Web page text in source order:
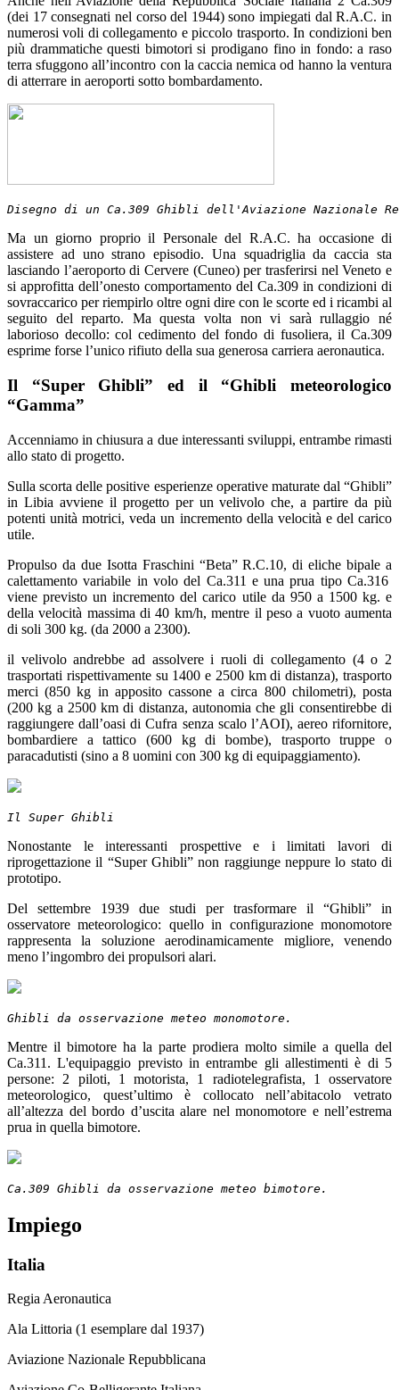
(dei 17 consegnati nel corso del 1944) sono impiegati dal R.A.C. in
numerosi voli di collegamento e piccolo trasporto. In condizioni ben
più drammatiche questi bimotori si prodigano fino in fondo: a raso
terra sfuggono all’incontro con la caccia nemica od hanno la ventura
di atterrare in aeroporti sotto bombardamento.
Disegno di un Ca.309 Ghibli dell'Aviazione Nazionale
Ma un giorno proprio il Personale del R.A.C. ha occasione di
assistere ad uno strano episodio. Una squadriglia da caccia sta
lasciando l’aeroporto di Cervere (Cuneo) per trasferirsi nel Veneto e
si approfitta dell’onesto comportamento del Ca.309 in condizioni di
sovraccarico per riempirlo oltre ogni dire con le scorte ed i ricambi al
seguito del reparto. Ma questa volta non vi sarà rullaggio né
laborioso decollo: col cedimento del fondo di fusoliera, il Ca.309
esprime forse l’unico rifiuto della sua generosa carriera aeronautica.
Il “Super Ghibli” ed il “Ghibli meteorologico
“Gamma”
Accenniamo in chiusura a due interessanti sviluppi, entrambe rimasti
allo stato di progetto.
Sulla scorta delle positive esperienze operative maturate dal “Ghibli”
in Libia avviene il progetto per un velivolo che, a partire da più
potenti unità motrici, veda un incremento della velocità e del carico
utile.
Propulso da due Isotta Fraschini “Beta” R.C.10, di eliche bipale a
calettamento variabile in volo del Ca.311 e una prua tipo Ca.316
viene previsto un incremento del carico utile da 950 a 1500 kg. e
della velocità massima di 40 km/h, mentre il peso a vuoto aumenta
di soli 300 kg. (da 2000 a 2300).
il velivolo andrebbe ad assolvere i ruoli di collegamento (4 o 2
trasportati rispettivamente su 1400 e 2500 km di distanza), trasporto
merci (850 kg in apposito cassone a circa 800 chilometri), posta
(200 kg a 2500 km di distanza, autonomia che gli consentirebbe di
raggiungere dall’oasi di Cufra senza scalo l’AOI), aereo rifornitore,
bombardiere a tattico (600 kg di bombe), trasporto truppe o
paracadutisti (sino a 8 uomini con 300 kg di equipaggiamento).
Il Super Ghibli
Nonostante le interessanti prospettive e i limitati lavori di
riprogettazione il “Super Ghibli” non raggiunge neppure lo stato di
prototipo.
Del settembre 1939 due studi per trasformare il “Ghibli” in
osservatore meteorologico: quello in configurazione monomotore
rappresenta la soluzione aerodinamicamente migliore, venendo
meno l’ingombro dei propulsori alari.
Ghibli da osservazione meteo monomotore.
Mentre il bimotore ha la parte prodiera molto simile a quella del
Ca.311. L'equipaggio previsto in entrambe gli allestimenti è di 5
persone: 2 piloti, 1 motorista, 1 radiotelegrafista, 1 osservatore
meteorologico, quest’ultimo è collocato nell’abitacolo vetrato
all’altezza del bordo d’uscita alare nel monomotore e nell’estrema
prua in quella bimotore.
Ca.309 Ghibli da osservazione meteo bimotore.
Impiego
Italia
Regia Aeronautica
Ala Littoria (1 esemplare dal 1937)
Aviazione Nazionale Repubblicana